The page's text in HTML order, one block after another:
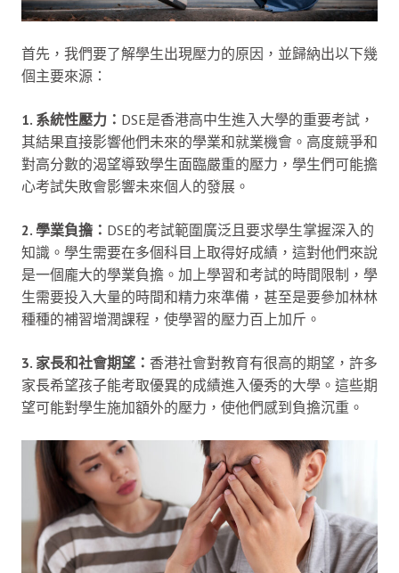
首先，我們要了解學生出現壓力的原因，並歸納出以下幾
個主要來源：
1. 系統性壓力： DSE是香港高中生進入大學的重要考試，
其結果直接影響他們未來的學業和就業機會。高度競爭和
對高分數的渴望導致學生面臨嚴重的壓力，學生們可能擔
心考試失敗會影響未來個人的發展。
2. 學業負擔： DSE的考試範圍廣泛且要求學生掌握深入的
知識。學生需要在多個科目上取得好成績，這對他們來說
是一個龐大的學業負擔。加上學習和考試的時間限制，學
生需要投入大量的時間和精力來準備，甚至是要參加林林
種種的補習增潤課程，使學習的壓力百上加斤。
3. 家長和社會期望： 香港社會對教育有很高的期望，許多
家長希望孩子能考取優異的成績進入優秀的大學。這些期
望可能對學生施加額外的壓力，使他們感到負擔沉重。